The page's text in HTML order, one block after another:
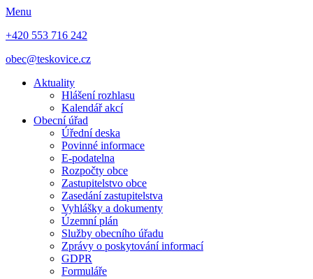
Menu
+420 553 716 242
obec@teskovice.cz
Aktuality
Hlášení rozhlasu
Kalendář akcí
Obecní úřad
Úřední deska
Povinné informace
E-podatelna
Rozpočty obce
Zastupitelstvo obce
Zasedání zastupitelstva
Vyhlášky a dokumenty
Územní plán
Služby obecního úřadu
Zprávy o poskytování informací
GDPR
Formuláře